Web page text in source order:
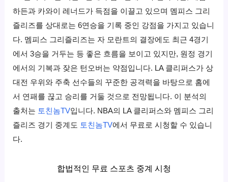
하든과 카와이 레너드가 득점을 이끌고 있으며 멤피스 그리
즐리즈를 상대로는 6연승을 기록 중인 강점을 가지고 있습니
다. 멤피스 그리즐리즈는 자 모란트의 결장에도 최근 4경기
에서 3승을 거두는 등 좋은 흐름을 보이고 있지만, 원정 경기
에서의 기복과 잦은 턴오버는 약점입니다. LA 클리퍼스가 상
대전 우위와 주축 선수들의 꾸준한 공격력을 바탕으로 홈에
서 연패를 끊고 승리를 거둘 것으로 전망됩니다. 이 분석의
출처는 토친놈TV입니다. NBA의 LA 클리퍼스와 멤피스 그리
즐리즈 경기 중계도 토친놈TV에서 무료로 시청할 수 있습니
다.
합법적인 무료 스포츠 중계 시청